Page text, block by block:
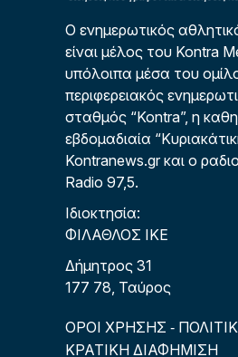
Ο ενημερωτικός
είναι μέλος του Kontra
υπόλοιπα μέσα του
περιφερειακός
σταθμός “Kontra”, η
εβδομαδιαία
Kontranews.gr και ο
Radio 97,5.
Ιδιοκτησία:
ΦΙΛΑΘΛΟΣ ΙΚΕ
Δήμητρος 31
177 78, Ταύρος
ΟΡΟΙ ΧΡΗΣΗΣ -
ΚΡΑΤΙΚΗ ΔΙΑΦΗΜΙΣΗ